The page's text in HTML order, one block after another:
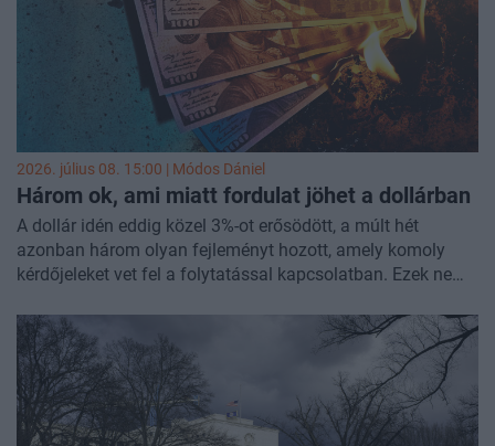
2026. július 08. 15:00 | Módos Dániel
Három ok, ami miatt fordulat jöhet a dollárban
A dollár idén eddig közel 3%-ot erősödött, a múlt hét
azonban három olyan fejleményt hozott, amely komoly
kérdőjeleket vet fel a folytatással kapcsolatban. Ezek nem
lecsengenek. Mindhárom történet mélyebb folyamatokra
utal. Olyanokra, amelyek hónapokra, de akár évekre is
átírhatják a dollár kilátásait.